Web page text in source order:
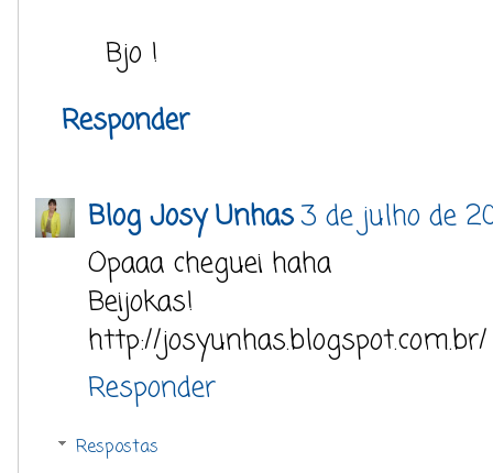
Bjo !
Responder
Blog Josy Unhas3 de julho de
Opaaa cheguei haha
Beijokas!
http://josyunhas.blogspot.com.br/
Responder
Respostas